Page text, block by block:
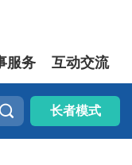
服务 互动交流
 长者模式